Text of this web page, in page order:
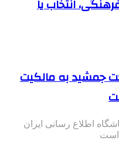
انتخاب یا
جمشید به مالکیت
اطلاع رسانی ایران
است